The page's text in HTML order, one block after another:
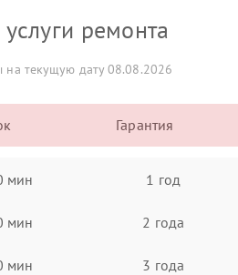
ремонта
на текущую дату 08.08.2026
Гарантия
мин 1 год
мин 2 года
мин 3 года